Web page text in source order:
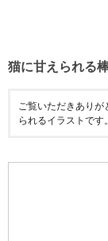
猫に甘えられる
ご覧いただきありが
られるイラストです